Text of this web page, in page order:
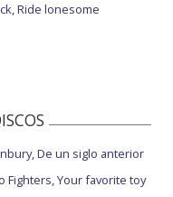
Ride lonesome
De un siglo anterior
Fighters, Your favorite toy